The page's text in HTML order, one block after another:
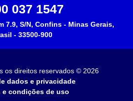
037 1547
7.9, S/N, Confins - Minas Gerais,
- 33500-900
os direitos reservados© 2026
dados e privacidade
e condições de uso